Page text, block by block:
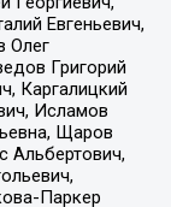
Евгеньевич,
Олег
Григорий
Каргалицкий
Исламов
Щаров
Альбертович,
Паркер